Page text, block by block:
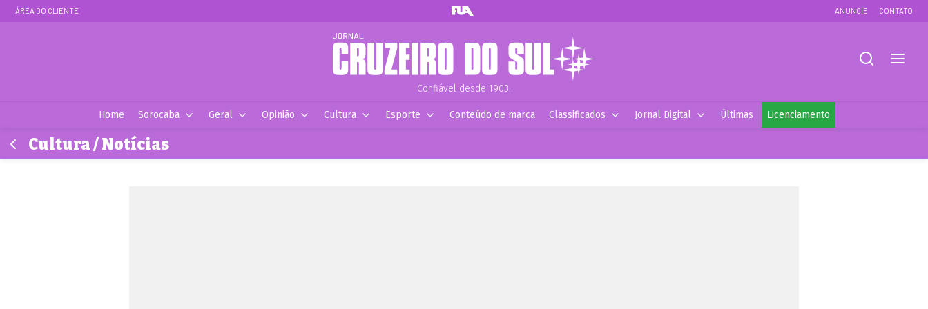
ÁREA DO CLIENTE ANUNCIE CONTATO
Confiável desde 1903.
Home Sorocaba Geral Opinião Cultura Esporte Conteúdo de marca Classificados Jornal Digital Últimas Licenciamento
Cultura / Notícias